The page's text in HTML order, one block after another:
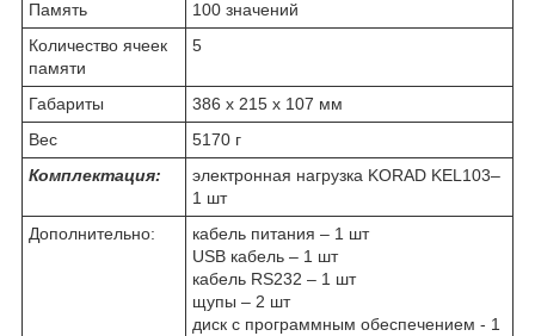
Память
100 значений
Количество ячеек
памяти
5
Габариты
386 х 215 х 107 мм
Вес
5170 г
Комплектация:
электронная нагрузка KORAD KEL103–
1 шт
Дополнительно:
кабель питания – 1 шт
USB кабель – 1 шт
кабель RS232 – 1 шт
щупы – 2 шт
диск с программным обеспечением - 1